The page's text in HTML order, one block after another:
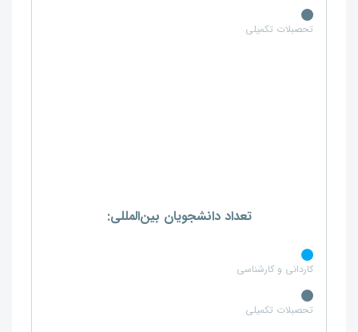
تحصبلات تکمیلی
تعداد دانشجویان بین‌المللی:
کاردانی و کارشناسی
تحصبلات تکمیلی